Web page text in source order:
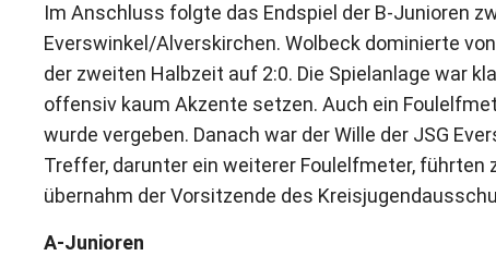
Im Anschluss folgte das Endspiel der B-Junioren
Everswinkel/Alverskirchen. Wolbeck dominierte
der zweiten Halbzeit auf 2:0. Die Spielanlage war
offensiv kaum Akzente setzen. Auch ein
wurde vergeben. Danach war der Wille der JSG
Treffer, darunter ein weiterer Foulelfmeter, führten
übernahm der Vorsitzende des
A-Junioren